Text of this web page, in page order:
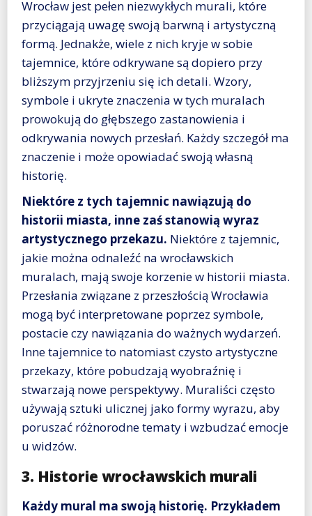
Wrocław jest pełen niezwykłych murali, które
przyciągają uwagę swoją barwną i artystyczną
formą. Jednakże, wiele z nich kryje w sobie
tajemnice, które odkrywane są dopiero przy
bliższym przyjrzeniu się ich detali. Wzory,
symbole i ukryte znaczenia w tych muralach
prowokują do głębszego zastanowienia i
odkrywania nowych przesłań. Każdy szczegół ma
znaczenie i może opowiadać swoją własną
historię.
Niektóre z tych tajemnic nawiązują do
historii miasta, inne zaś stanowią wyraz
artystycznego przekazu. Niektóre z tajemnic,
jakie można odnaleźć na wrocławskich
muralach, mają swoje korzenie w historii miasta.
Przesłania związane z przeszłością Wrocławia
mogą być interpretowane poprzez symbole,
postacie czy nawiązania do ważnych wydarzeń.
Inne tajemnice to natomiast czysto artystyczne
przekazy, które pobudzają wyobraźnię i
stwarzają nowe perspektywy. Muraliści często
używają sztuki ulicznej jako formy wyrazu, aby
poruszać różnorodne tematy i wzbudzać emocje
u widzów.
3. Historie wrocławskich murali
Każdy mural ma swoją historię. Przykładem